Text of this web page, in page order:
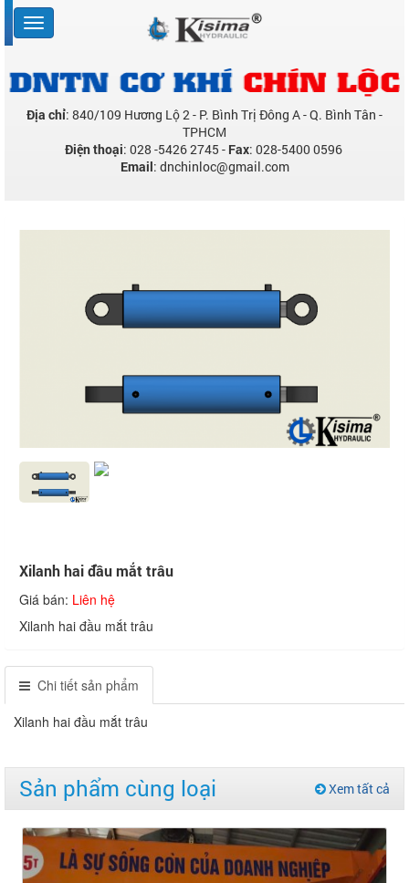
Địa chỉ: 840/109 Hương Lộ 2 - P. Bình Trị Đông A - Q. Bình Tân -
TPHCM
Điện thoại: 028 -5426 2745 - Fax: 028-5400 0596
Email: dnchinloc@gmail.com
Xilanh hai đầu mắt trâu
Giá bán: Liên hệ
Xilanh hai đầu mắt trâu
Chi tiết sản phẩm
Xilanh hai đầu mắt trâu
Sản phẩm cùng loại Xem tất cả